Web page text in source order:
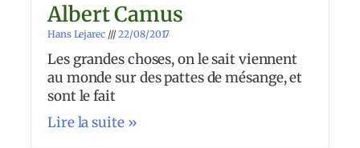
Albert Camus
Hans Lejarec 22/08/2017
Les grandes choses, on le sait viennent
au monde sur des pattes de mésange, et
sont le fait
Lire la suite »